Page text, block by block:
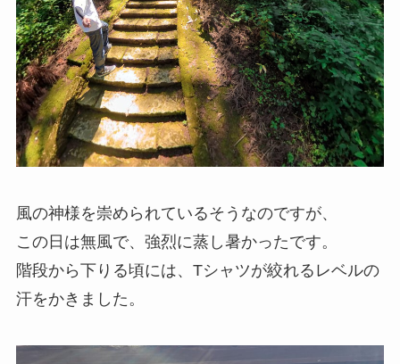
風の神様を崇められているそうなのですが、
この日は無風で、強烈に蒸し暑かったです。
階段から下りる頃には、Tシャツが絞れるレベルの
汗をかきました。